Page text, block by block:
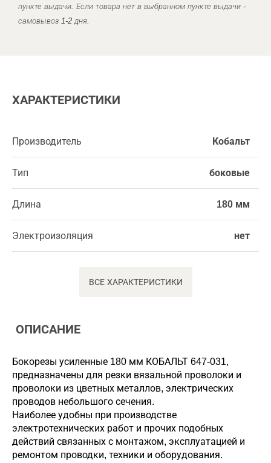
пункте выдачи. Если товара нет в выбранном пункте выдачи -
самовывоз 1-2 дня.
ХАРАКТЕРИСТИКИ
Производитель Кобальт
Тип боковые
Длина 180 мм
Электроизоляция нет
ВСЕ ХАРАКТЕРИСТИКИ
ОПИСАНИЕ
Бокорезы усиленные 180 мм КОБАЛЬТ 647-031,
предназначены для резки вязальной проволоки и
проволоки из цветных металлов, электрических
проводов небольшого сечения.
Наиболее удобны при производстве
электротехнических работ и прочих подобных
действий связанных с монтажом, эксплуатацией и
ремонтом проводки, техники и оборудования.